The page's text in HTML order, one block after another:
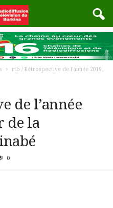
rtb / Rétrospective de l’année 2019,
de l’année
de la
0